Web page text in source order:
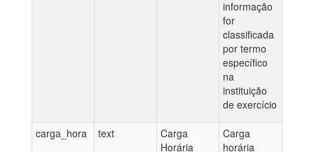
informação
for
classificada
por termo
específico
na
instituição
de exercício
carga_hora text
Carga
Horária
Carga
horária